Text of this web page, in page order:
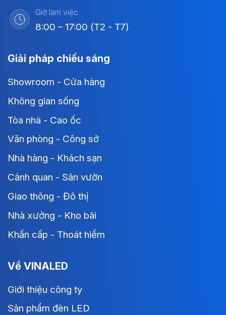
Giờ làm việc
8:00 – 17:00 (T2 - T7)
Giải pháp chiếu sáng
Showroom - Cửa hàng
Không gian sống
Tòa nhà - Cao ốc
Văn phòng - Công sở
Nhà hàng - Khách sạn
Cảnh quan - Sân vườn
Giao thông - Đô thị
Nhà xưởng - Kho bãi
Khẩn cấp - Thoát hiểm
Về VINALED
Giới thiệu công ty
Sản phẩm đèn LED